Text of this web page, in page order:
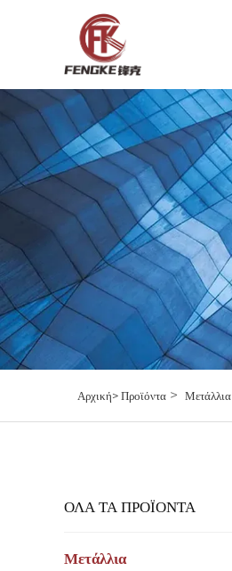
Αρχική>Προϊόντα > Μετάλλια
ΌΛΑ ΤΑ ΠΡΟΪΟΝΤΑ
Μετάλλια